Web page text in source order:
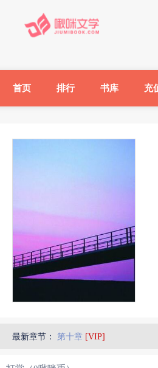
首页 排行 书库 充
最新章节： 第十章 [VIP]